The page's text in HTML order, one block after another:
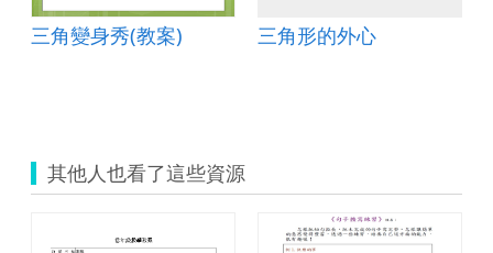
三角變身秀(教案) 三角形的外心
其他人也看了這些資源